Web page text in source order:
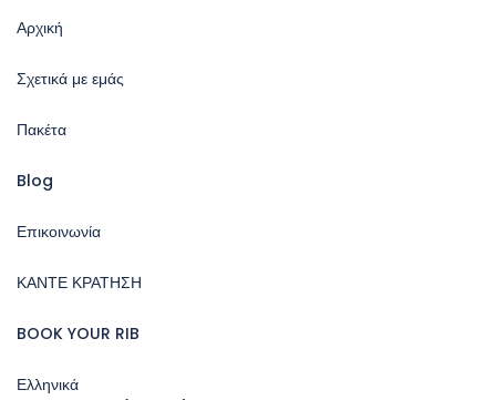
Αρχική
Σχετικά με εμάς
Πακέτα
Blog
Επικοινωνία
ΚΑΝΤΕ ΚΡΑΤΗΣΗ
BOOK YOUR RIB
Ελληνικά